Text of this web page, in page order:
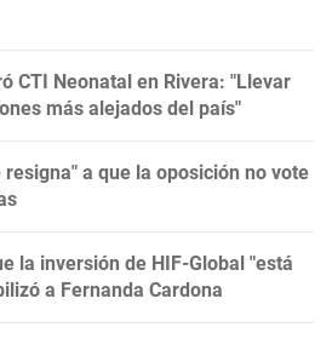
CTI Neonatal en Rivera: "Llevar
más alejados del país"
resigna" a que la oposición no vote
la inversión de HIF-Global "está
a Fernanda Cardona